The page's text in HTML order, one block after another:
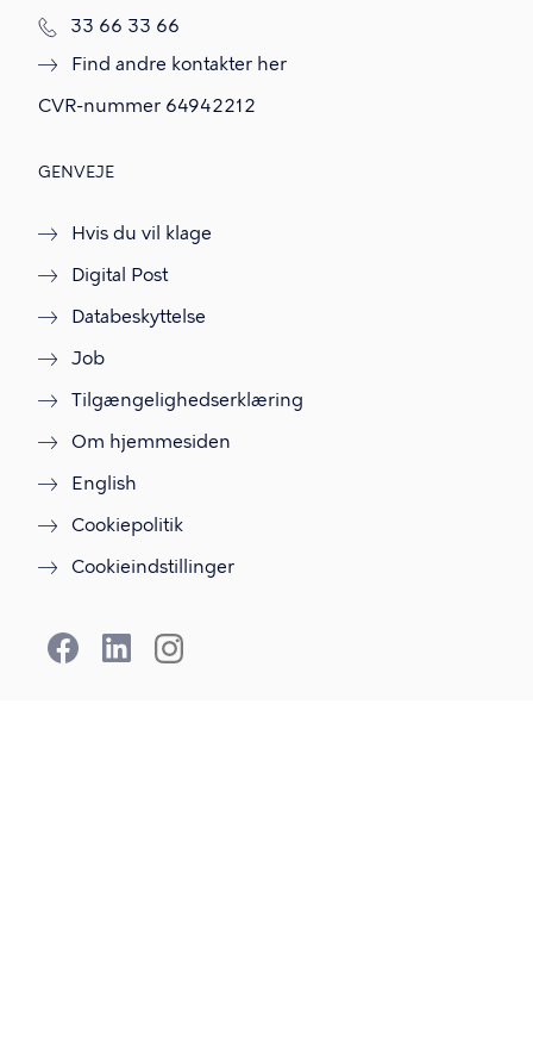
T
f
33 66 33 66
Find andre kontakter her
CVR-nummer 64942212
GENVEJE
Hvis du vil klage
Digital Post
Databeskyttelse
Job
Tilgængelighedserklæring
Om hjemmesiden
English
Cookiepolitik
Cookieindstillinger